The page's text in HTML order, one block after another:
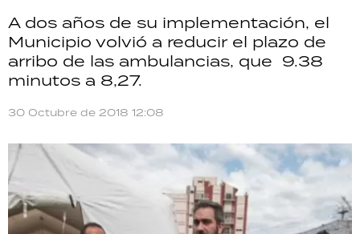
A dos años de su implementación, el
Municipio volvió a reducir el plazo de
arribo de las ambulancias, que 9.38
minutos a 8,27.
30 Octubre de 2018 12:08
ECONOMÍA
GRAN HERMANO
SALUD
TECNOLOGÍA